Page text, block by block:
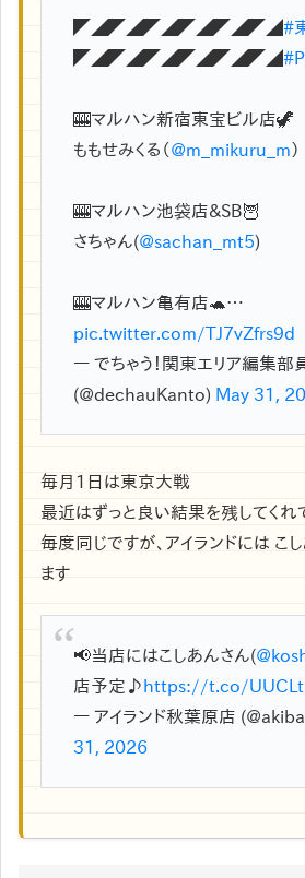
◤◢◤◢◤◢◤◢◤◢◤◢#
◤◢◤◢◤◢◤◢◤◢◤◢
🎰マルハン新宿東宝ビル店🦖
ももせみくる（@m_mikuru_m）
🎰マルハン池袋店&SB🦉
さちゃん(@sachan_mt5)
🎰マルハン亀有店🐢…
pic.twitter.com/TJ7vZfrs9d
— でちゃう！関東エリア編集部員
(@dechauKanto) May 31,
毎月1日は東京大戦
最近はずっと良い結果を残してくれ
毎度同じですが、アイランドには こ
ます
📢当店にはこしあんさん(
店予定♪ https://t.co/
— アイランド秋葉原店
31, 2026